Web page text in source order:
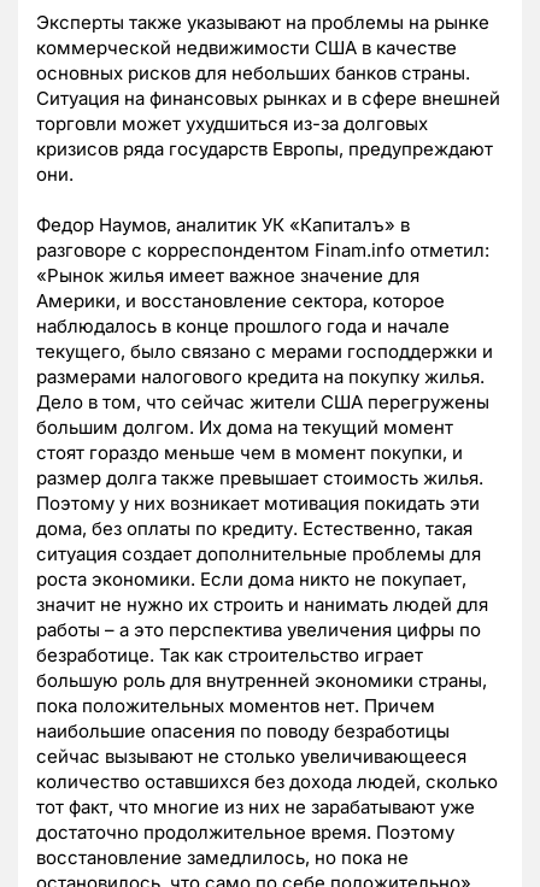
Эксперты также указывают на проблемы на рынке
коммерческой недвижимости США в качестве
основных рисков для небольших банков страны.
Ситуация на финансовых рынках и в сфере внешней
торговли может ухудшиться из-за долговых
кризисов ряда государств Европы, предупреждают
они.
Федор Наумов, аналитик УК «Капиталъ» в
разговоре с корреспондентом Finam.info отметил:
«Рынок жилья имеет важное значение для
Америки, и восстановление сектора, которое
наблюдалось в конце прошлого года и начале
текущего, было связано с мерами господдержки и
размерами налогового кредита на покупку жилья.
Дело в том, что сейчас жители США перегружены
большим долгом. Их дома на текущий момент
стоят гораздо меньше чем в момент покупки, и
размер долга также превышает стоимость жилья.
Поэтому у них возникает мотивация покидать эти
дома, без оплаты по кредиту. Естественно, такая
ситуация создает дополнительные проблемы для
роста экономики. Если дома никто не покупает,
значит не нужно их строить и нанимать людей для
работы – а это перспектива увеличения цифры по
безработице. Так как строительство играет
большую роль для внутренней экономики страны,
пока положительных моментов нет. Причем
наибольшие опасения по поводу безработицы
сейчас вызывают не столько увеличивающееся
количество оставшихся без дохода людей, сколько
тот факт, что многие из них не зарабатывают уже
достаточно продолжительное время. Поэтому
восстановление замедлилось, но пока не